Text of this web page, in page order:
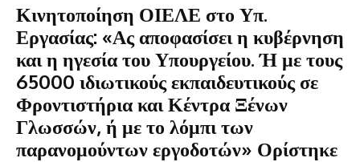
Κινητοποίηση ΟΙΕΛΕ στο Υπ.
Εργασίας: «Ας αποφασίσει η κυβέρνηση
και η ηγεσία του Υπουργείου. Ή με τους
65000 ιδιωτικούς εκπαιδευτικούς σε
Φροντιστήρια και Κέντρα Ξένων
Γλωσσών, ή με το λόμπι των
παρανομούντων εργοδοτών» Ορίστηκε